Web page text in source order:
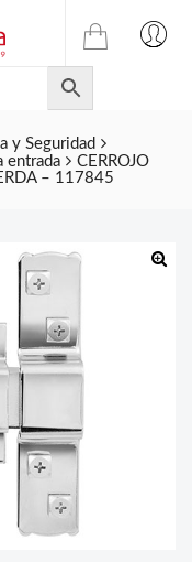
TIENDA
ONLINE
DE
JULIAN
CELDA
S.L.
y Seguridad
entrada
CERROJO
– 117845